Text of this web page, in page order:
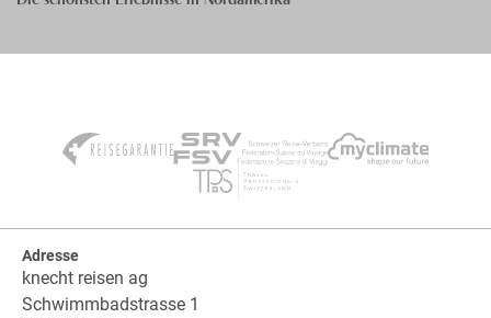
Adresse
knecht reisen ag
Schwimmbadstrasse 1